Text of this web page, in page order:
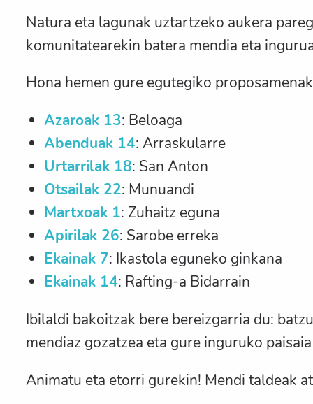
Natura eta lagunak uztartzeko aukera
komunitatearekin batera mendia eta
Hona hemen gure egutegiko
Azaroak 13: Beloaga
Abenduak 14: Arraskularre
Urtarrilak 18: San Anton
Otsailak 22: Munuandi
Martxoak 1: Zuhaitz eguna
Apirilak 26: Sarobe erreka
Ekainak 7: Ikastola eguneko ginkana
Ekainak 14: Rafting-a Bidarrain
Ibilaldi bakoitzak bere bereizgarria du:
mendiaz gozatzea eta gure inguruko
Animatu eta etorri gurekin! Mendi taldeak